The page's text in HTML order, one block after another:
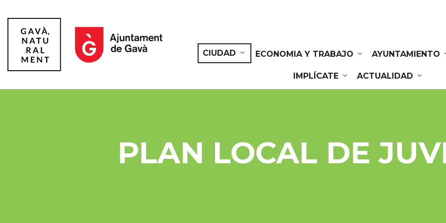
CIUDAD
ECONOMIA Y TRABAJO AYUNTAMIENTO
IMPLÍCATE ACTUALIDAD
PLAN LOCAL DE